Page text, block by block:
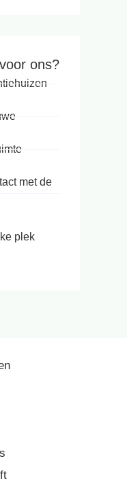
ons?
met de
plek